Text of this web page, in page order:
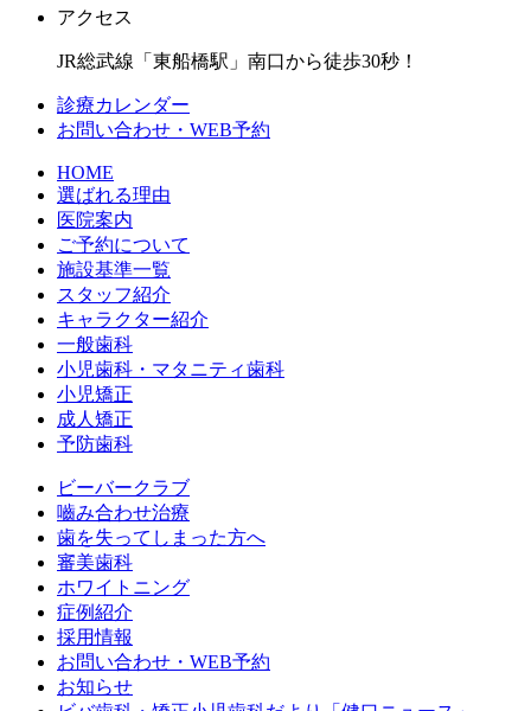
アクセス
JR総武線「東船橋駅」南口から徒歩30秒！
診療カレンダー
お問い合わせ・WEB予約
HOME
選ばれる理由
医院案内
ご予約について
施設基準一覧
スタッフ紹介
キャラクター紹介
一般歯科
小児歯科・マタニティ歯科
小児矯正
成人矯正
予防歯科
ビーバークラブ
嚙み合わせ治療
歯を失ってしまった方へ
審美歯科
ホワイトニング
症例紹介
採用情報
お問い合わせ・WEB予約
お知らせ